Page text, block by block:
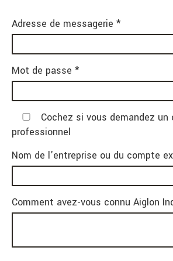
Adresse de messagerie *
Mot de passe *
Cochez si vous demandez un
professionnel
Nom de l'entreprise ou du compte
Comment avez-vous connu Aiglon